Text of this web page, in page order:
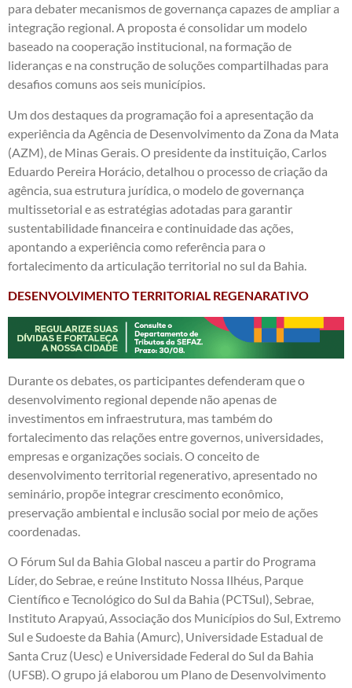
para debater mecanismos de governança capazes de ampliar a
integração regional. A proposta é consolidar um modelo
baseado na cooperação institucional, na formação de
lideranças e na construção de soluções compartilhadas para
desafios comuns aos seis municípios.
Um dos destaques da programação foi a apresentação da
experiência da Agência de Desenvolvimento da Zona da Mata
(AZM), de Minas Gerais. O presidente da instituição, Carlos
Eduardo Pereira Horácio, detalhou o processo de criação da
agência, sua estrutura jurídica, o modelo de governança
multissetorial e as estratégias adotadas para garantir
sustentabilidade financeira e continuidade das ações,
apontando a experiência como referência para o
fortalecimento da articulação territorial no sul da Bahia.
DESENVOLVIMENTO TERRITORIAL REGENARATIVO
Durante os debates, os participantes defenderam que o
desenvolvimento regional depende não apenas de
investimentos em infraestrutura, mas também do
fortalecimento das relações entre governos, universidades,
empresas e organizações sociais. O conceito de
desenvolvimento territorial regenerativo, apresentado no
seminário, propõe integrar crescimento econômico,
preservação ambiental e inclusão social por meio de ações
coordenadas.
O Fórum Sul da Bahia Global nasceu a partir do Programa
Líder, do Sebrae, e reúne Instituto Nossa Ilhéus, Parque
Científico e Tecnológico do Sul da Bahia (PCTSul), Sebrae,
Instituto Arapyaú, Associação dos Municípios do Sul, Extremo
Sul e Sudoeste da Bahia (Amurc), Universidade Estadual de
Santa Cruz (Uesc) e Universidade Federal do Sul da Bahia
(UFSB). O grupo já elaborou um Plano de Desenvolvimento